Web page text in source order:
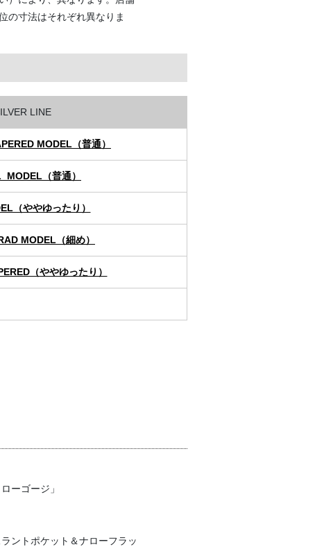
の寸法はそれぞれ異なりま
LINE
MODEL（普通）
（普通）
（ややゆったり）
MODEL（細め）
（ややゆったり）
ーゴージ」
ントポケット＆ナローフラッ